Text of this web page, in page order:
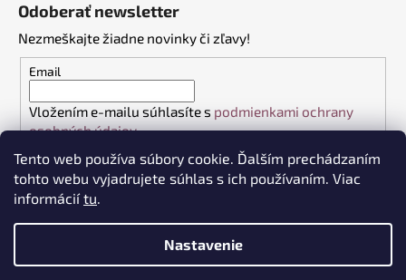
Tento web používa súbory cookie. Ďalším prechádzaním
tohto webu vyjadrujete súhlas s ich používaním. Viac
informáciítu.
Nastavenie
e
Odoberať newsletter
Nezmeškajte žiadne novinky či zľavy!
Email
Vložením e-mailu súhlasíte s podmienkami ochrany
osobných údajov
PRIHLÁSIŤ SA